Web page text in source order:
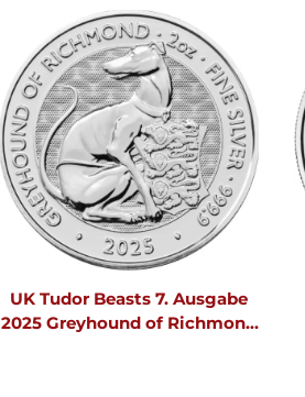
UK Tudor Beasts 7. Ausgabe
2025 Greyhound of Richmond